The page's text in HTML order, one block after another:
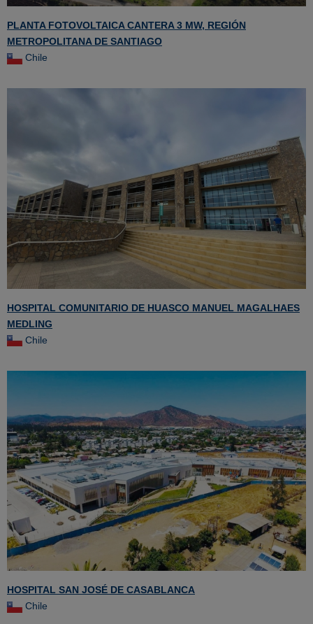
PLANTA FOTOVOLTAICA CANTERA 3 MW, REGIÓN
METROPOLITANA DE SANTIAGO
Chile
HOSPITAL COMUNITARIO DE HUASCO MANUEL MAGALHAES
MEDLING
Chile
HOSPITAL SAN JOSÉ DE CASABLANCA
Chile